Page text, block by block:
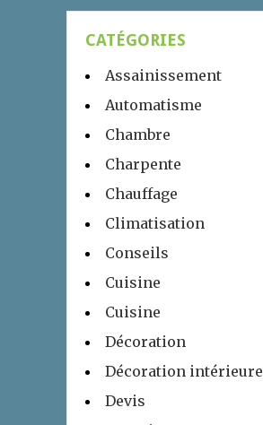
CATÉGORIES
Assainissement
Automatisme
Chambre
Charpente
Chauffage
Climatisation
Conseils
Cuisine
Cuisine
Décoration
Décoration intérieure
Devis